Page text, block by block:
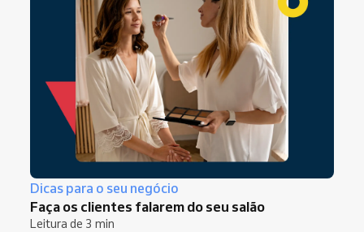
Dicas para o seu negócio
Faça os clientes falarem do seu salão
Leitura de 3 min